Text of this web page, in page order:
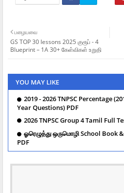
பழையவை
GS TOP 30 lessons 2025 குரூப் - 4
Blueprint – 1A 30+ கேள்விகள் உறுதி
YOU MAY LIKE
2019 - 2026 TNPSC Percentage
Year Questions) PDF
2026 TNPSC Group 4 Tamil Full
ஓரெழுத்து ஒருமொழி School Book
PDF